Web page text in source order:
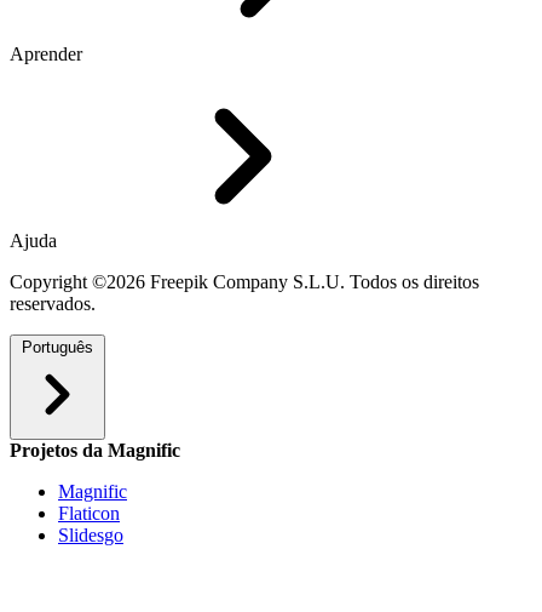
Aprender
Ajuda
Copyright ©2026 Freepik Company S.L.U. Todos os direitos
reservados.
Português
Projetos da Magnific
Magnific
Flaticon
Slidesgo